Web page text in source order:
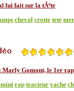
lui fait sur la tÃªte
cheval crotte tete
Marly Gomont, le 1er
rap tracteur vache